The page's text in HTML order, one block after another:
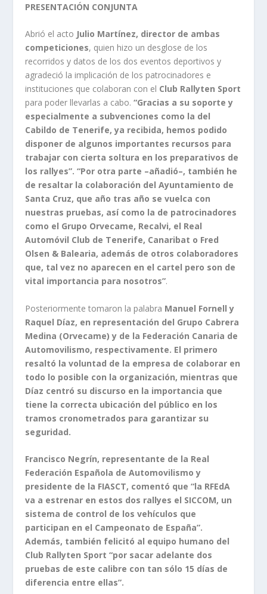
PRESENTACIÓN CONJUNTA
Abrió el acto Julio Martínez, director de ambas
competiciones, quien hizo un desglose de los
recorridos y datos de los dos eventos deportivos y
agradeció la implicación de los patrocinadores e
instituciones que colaboran con el Club Rallyten Sport
para poder llevarlas a cabo.“Gracias a su soporte y
especialmente a subvenciones como la del
Cabildo de Tenerife, ya recibida, hemos podido
disponer de algunos importantes recursos para
trabajar con cierta soltura en los preparativos de
los rallyes”. “Por otra parte –añadió–, también he
de resaltar la colaboración del Ayuntamiento de
Santa Cruz, que año tras año se vuelca con
nuestras pruebas, así como la de patrocinadores
como el Grupo Orvecame, Recalvi, el Real
Automóvil Club de Tenerife, Canaribat o Fred
Olsen & Balearia, además de otros colaboradores
que, tal vez no aparecen en el cartel pero son de
vital importancia para nosotros”.
Posteriormente tomaron la palabra Manuel Fornell y
Raquel Díaz, en representación del Grupo Cabrera
Medina (Orvecame) y de la Federación Canaria de
Automovilismo, respectivamente. El primero
resaltó la voluntad de la empresa de colaborar en
todo lo posible con la organización, mientras que
Díaz centró su discurso en la importancia que
tiene la correcta ubicación del público en los
tramos cronometrados para garantizar su
seguridad.
Francisco Negrín, representante de la Real
Federación Española de Automovilismo y
presidente de la FIASCT, comentó que “la RFEdA
va a estrenar en estos dos rallyes el SICCOM, un
sistema de control de los vehículos que
participan en el Campeonato de España”.
Además, también felicitó al equipo humano del
Club Rallyten Sport “por sacar adelante dos
pruebas de este calibre con tan sólo 15 días de
diferencia entre ellas”.